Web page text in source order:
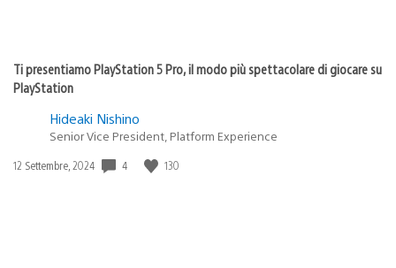
Ti presentiamo PlayStation 5 Pro, il modo più spettacolare di giocare su
PlayStation
Hideaki Nishino
Senior Vice President, Platform Experience
Data
12 Settembre, 2024 4 130